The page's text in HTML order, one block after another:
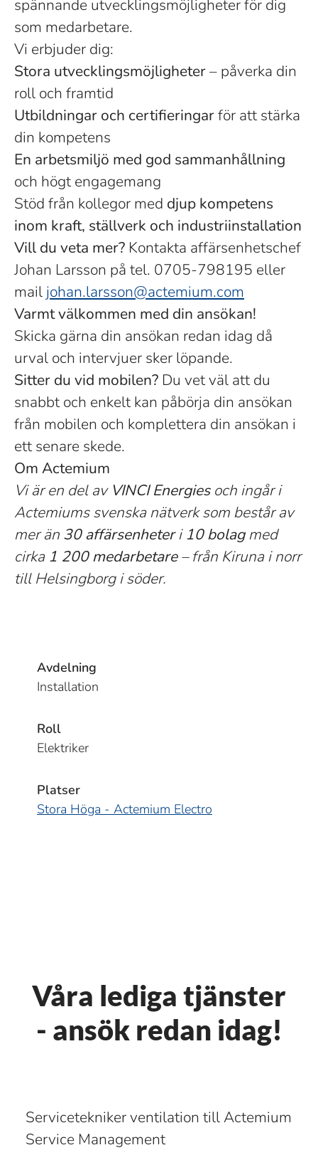
spännande utvecklingsmöjligheter för dig
som medarbetare.
Vi erbjuder dig:
Stora utvecklingsmöjligheter– påverka din
roll och framtid
Utbildningar och certifieringarför att stärka
din kompetens
En arbetsmiljö med god sammanhållning
och högt engagemang
Stöd från kollegor med djup kompetens
inom kraft, ställverk och industriinstallation
Vill du veta mer? Kontakta affärsenhetschef
Johan Larsson på tel. 0705-798195 eller
mail johan.larsson@actemium.com
Varmt välkommen med din ansökan!
Skicka gärna din ansökan redan idag då
urval och intervjuer sker löpande.
Sitter du vid mobilen? Du vet väl att du
snabbt och enkelt kan påbörja din ansökan
från mobilen och komplettera din ansökan i
ett senare skede.
Om Actemium
Vi är en del av VINCI Energiesoch ingår i
Actemiums svenska nätverk som består av
mer än 30 affärsenheteri10 bolagmed
cirka 1 200 medarbetare– från Kiruna i norr
till Helsingborg i söder.
Avdelning
Installation
Roll
Elektriker
Platser
Stora Höga - Actemium Electro
Våra lediga tjänster
- ansök redan idag!
Servicetekniker ventilation till Actemium
Service Management